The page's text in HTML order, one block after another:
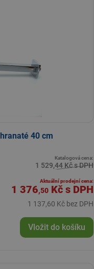
40 cm
Katalogová cena:
1 529,44 Kč s DPH
Aktuální prodejní cena:
1 376,50 Kč s DPH
1 137,60 Kč bez DPH
Vložit do košíku